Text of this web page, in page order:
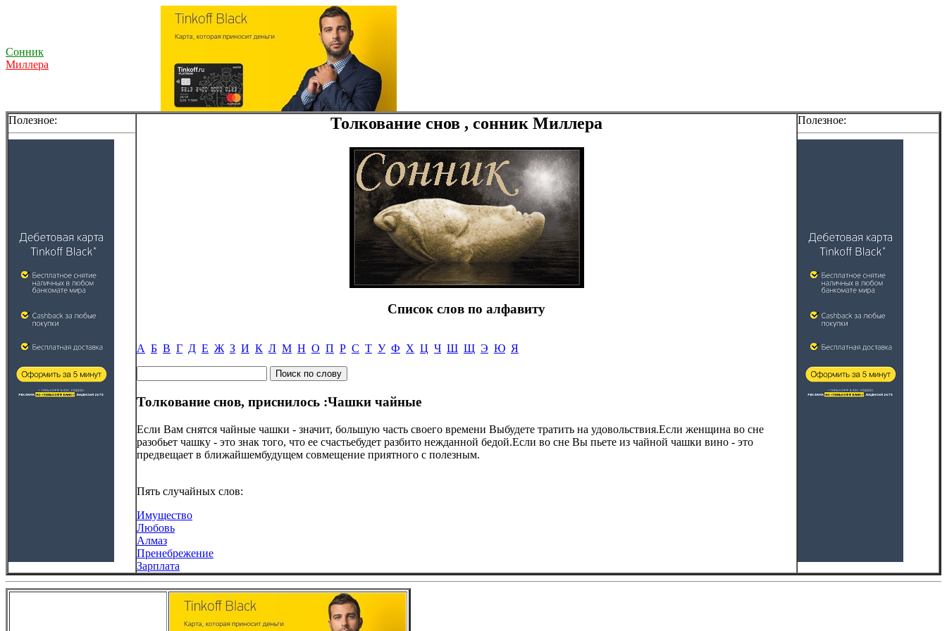
Сонник
Миллера
Полезное: Толкование снов , сонник Миллера
Список слов по алфавиту
А Б В Г Д Е Ж З И К Л М Н О П Р С Т У Ф Х Ц Ч Ш Щ Э Ю Я
Толкование снов, приснилось :Чашки чайные
Если Вам снятся чайные чашки - значит, большую часть своего времени Выбудете тратить на удовольствия.Если женщина во сне
разобьет чашку - это знак того, что ее счастьебудет разбито нежданной бедой.Если во сне Вы пьете из чайной чашки вино - это
предвещает в ближайшембудущем совмещение приятного с полезным.
Пять случайных слов:
Имущество
Любовь
Алмаз
Пренебрежение
Зарплата
Полезное: